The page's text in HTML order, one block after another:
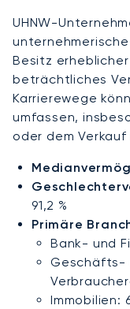
UHNW-
Besitz
beträchtliches
Karrierewege
umfassen,
oder dem
91,2 %
Primäre
Bank- und
Geschäfts-
Immobilien: